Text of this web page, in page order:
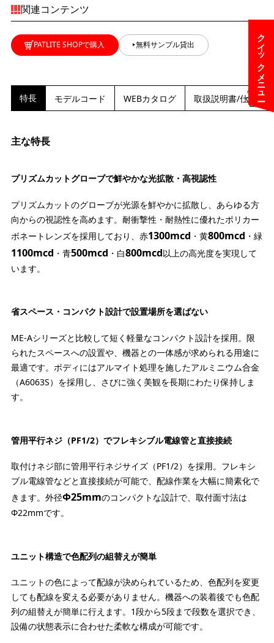
クイックメニュー
関連コンテンツ
PATLITE SHOPで購入 無料サンプル貸出
特長 モデルコード WEBカタログ 取扱説明書/仕様/外
主な特長
プリズムカットグローブで鮮やかな光拡散・高視認性
プリズムカットのグローブが光源を鮮やかに拡散し、あらゆる方
向からの視認性を高めます。耐衝撃性・耐熱性に優れたポリカー
ボネートレンズを採用しており、赤1300mcd ・黄800mcd ・緑
1100mcd ・青500mcd ・白800mcd以上の高光度を実現して
います。
省スペース・コンパクト設計で設置場所を選ばない
ME-Aシリーズと比較して短く軽量なコンパクト設計を採用。限
られたスペースへの設置や、機器との一体感が求められる用途に
最適です。ボディにはアルマイト処理を施したアルミニウム合金
（A6063S）を採用し、さびに強く美観を長期にわたり保持しま
す。
管用平行ネジ（PF1/2）でフレキシブル電線管と直接接続
取付けネジ部に管用平行ネジサイズ（PF1/2）を採用。フレキシ
ブル電線管などと直接接続が可能で、配線作業を大幅に簡素化で
きます。外径Φ25mmのコンパクトな設計で、取付面寸法は
Φ22mmです。
ユニット構造で色配列の組替えが簡単
ユニットの色によって配線が決められているため、色配列を変更
しても配線を変える必要がありません。機器への装着後でも色配
列の組替えが簡単に行えます。1段から5段まで段数を選択でき、
設備の状態表示に合わせた柔軟な構成が可能です。